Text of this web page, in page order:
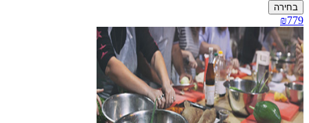
בחירה
₪779